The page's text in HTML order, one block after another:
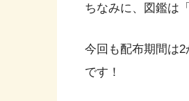
ちなみに、図鑑は
今回も配布期間は
です！